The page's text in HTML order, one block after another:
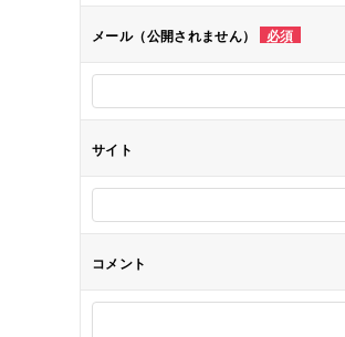
ョ
メール（公開されません） 必須
サイト
コメント